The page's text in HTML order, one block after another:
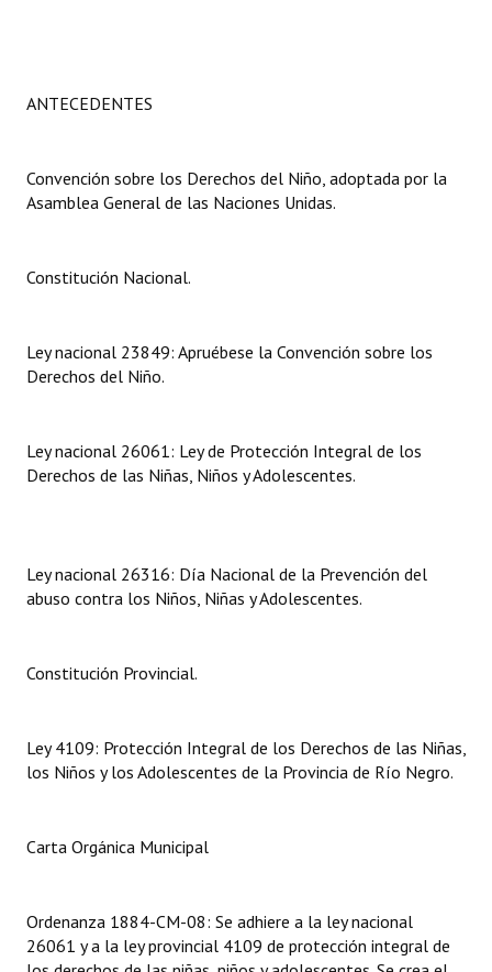
Carta Orgánica 2007
Digesto
Informes de Gestión
Dictámenes Asesoría Letrada
Actas de Sesión
Ejecución Presupuestaria
NORMATIVA
Declaraciones
Resoluciones de Presidencia
Antiguos Pobladores
ANTECEDENTES
Convención sobre los Derechos del Niño, adoptada por la
Asamblea General de las Naciones Unidas.
Constitución Nacional.
Ley nacional 23849: Apruébese la Convención sobre los
Derechos del Niño.
Ley nacional 26061: Ley de Protección Integral de los
Derechos de las Niñas, Niños y Adolescentes.
Ley nacional 26316: Día Nacional de la Prevención del
abuso contra los Niños, Niñas y Adolescentes.
Constitución Provincial.
Ley 4109: Protección Integral de los Derechos de las Niñas,
los Niños y los Adolescentes de la Provincia de Río Negro.
Carta Orgánica Municipal
Ordenanza 1884-CM-08: Se adhiere a la ley nacional
26061 y a la ley provincial 4109 de protección integral de